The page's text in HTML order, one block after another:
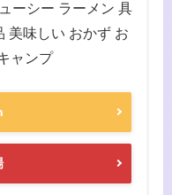
ーシー ラーメン 具
美味しい おかず お
ャンプ